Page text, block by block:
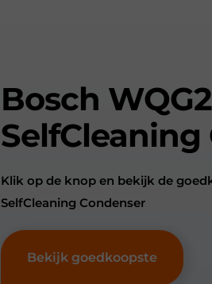
Bosch
SelfCleaning
Klik op de knop en bekijk de
SelfCleaning Condenser
Bekijk goedkoopste